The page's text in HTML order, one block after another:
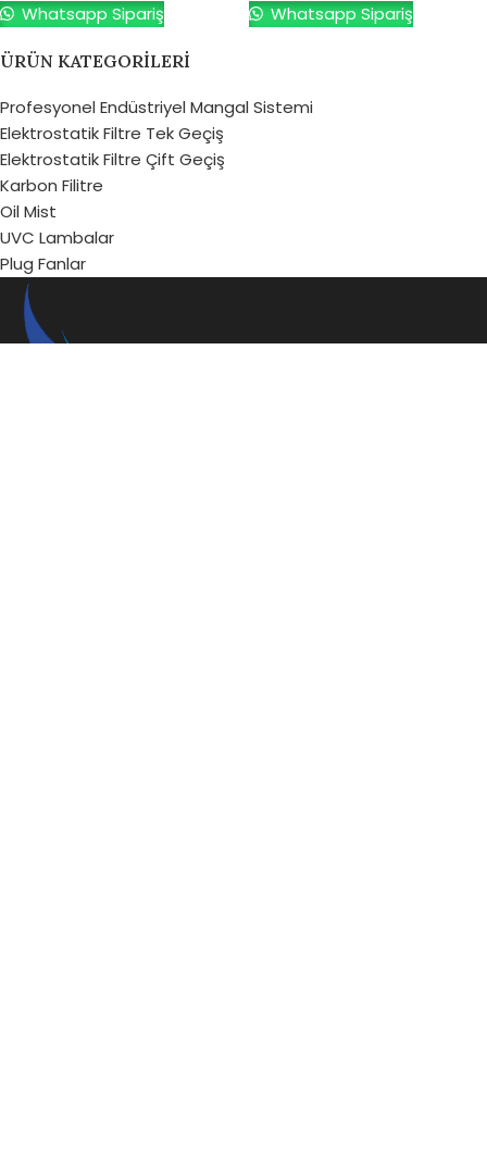
ÜRÜN KATEGORILERI
Profesyonel Endüstriyel Mangal Sistemi
Elektrostatik Filtre Tek Geçiş
Elektrostatik Filtre Çift Geçiş
Karbon Filitre
Oil Mist
UVC Lambalar
Plug Fanlar
Whatsapp Sipariş
Whatsapp Sipariş